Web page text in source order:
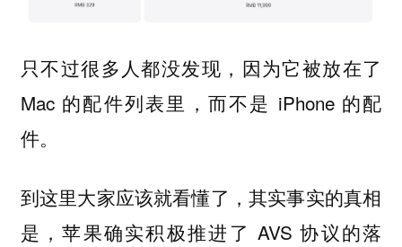
只不过很多人都没发现，因为它被放在了
Mac 的配件列表里，而不是 iPhone 的配
件。
到这里大家应该就看懂了，其实事实的真相
是，苹果确实积极推进了 AVS 协议的落